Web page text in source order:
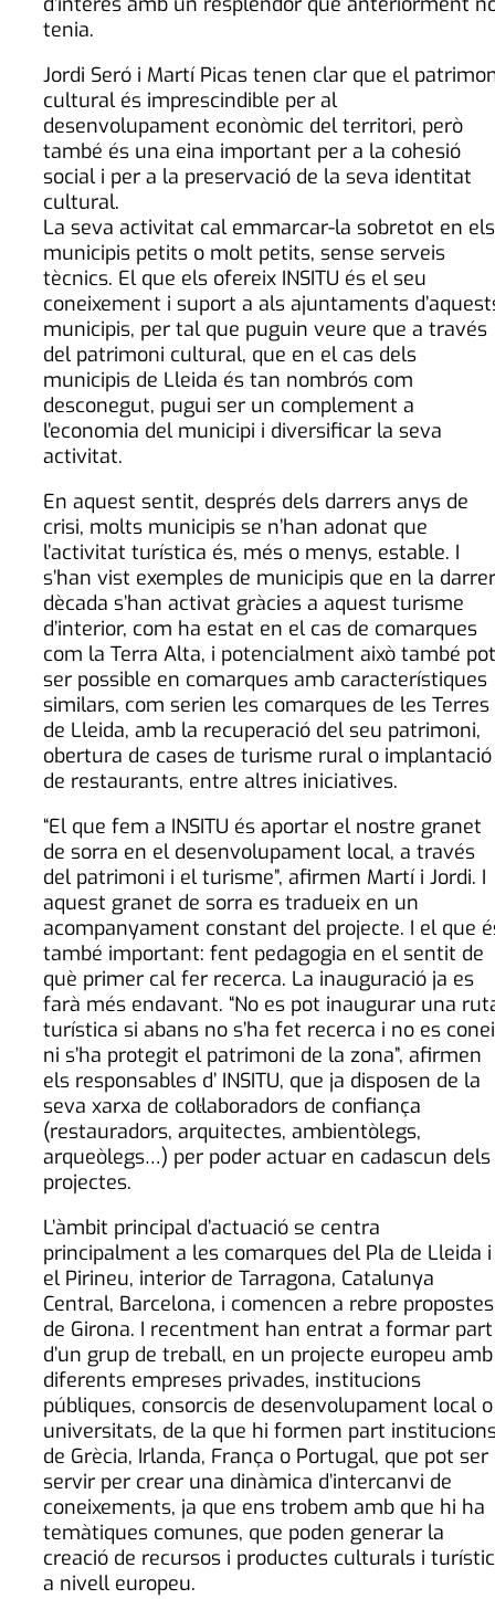
tenia.
Jordi Seró i Martí Picas tenen clar que el
cultural és imprescindible per al
desenvolupament econòmic del territori, però
també és una eina important per a la cohesió
social i per a la preservació de la seva identitat
cultural.
La seva activitat cal emmarcar-la sobretot en els
municipis petits o molt petits, sense serveis
tècnics. El que els ofereix INSITU és el seu
coneixement i suport a als ajuntaments
municipis, per tal que puguin veure que a través
del patrimoni cultural, que en el cas dels
municipis de Lleida és tan nombrós com
desconegut, pugui ser un complement a
l’economia del municipi i diversificar la seva
activitat.
En aquest sentit, després dels darrers anys de
crisi, molts municipis se n’han adonat que
l’activitat turística és, més o menys, estable. I
s’han vist exemples de municipis que en la
dècada s’han activat gràcies a aquest turisme
d’interior, com ha estat en el cas de comarques
com la Terra Alta, i potencialment això també pot
ser possible en comarques amb característiques
similars, com serien les comarques de les Terres
de Lleida, amb la recuperació del seu patrimoni,
obertura de cases de turisme rural o implantació
de restaurants, entre altres iniciatives.
“El que fem a INSITU és aportar el nostre granet
de sorra en el desenvolupament local, a través
del patrimoni i el turisme”, afirmen Martí i Jordi. I
aquest granet de sorra es tradueix en un
acompanyament constant del projecte. I el que
també important: fent pedagogia en el sentit de
què primer cal fer recerca. La inauguració ja es
farà més endavant. “No es pot inaugurar una
turística si abans no s’ha fet recerca i no es
ni s’ha protegit el patrimoni de la zona”, afirmen
els responsables d’ INSITU, que ja disposen de la
seva xarxa de col·laboradors de confiança
(restauradors, arquitectes, ambientòlegs,
arqueòlegs…) per poder actuar en cadascun dels
projectes.
L’àmbit principal d’actuació se centra
principalment a les comarques del Pla de Lleida i
el Pirineu, interior de Tarragona, Catalunya
Central, Barcelona, i comencen a rebre propostes
de Girona. I recentment han entrat a formar part
d’un grup de treball, en un projecte europeu amb
diferents empreses privades, institucions
públiques, consorcis de desenvolupament local o
universitats, de la que hi formen part
de Grècia, Irlanda, França o Portugal, que pot ser
servir per crear una dinàmica d’intercanvi de
coneixements, ja que ens trobem amb que hi ha
temàtiques comunes, que poden generar la
creació de recursos i productes culturals i
a nivell europeu.